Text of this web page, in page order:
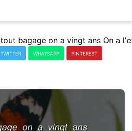
TWITTER WHATSAPP PINTEREST